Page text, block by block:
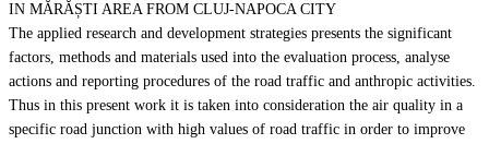
IN MĂRĂȘTI AREA FROM CLUJ-NAPOCA CITY
The applied research and development strategies presents the significant
factors, methods and materials used into the evaluation process, analyse
actions and reporting procedures of the road traffic and anthropic activities.
Thus in this present work it is taken into consideration the air quality in a
specific road junction with high values of road traffic in order to improve